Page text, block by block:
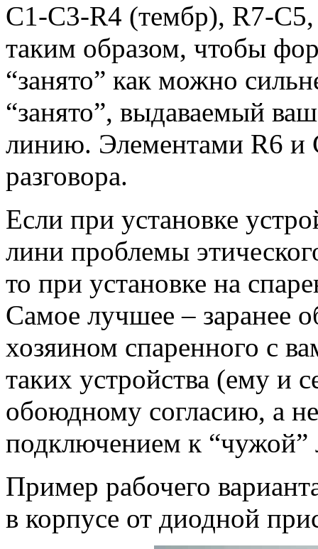
C1-C3-R4 (тембр), R7-
таким образом, чтобы
“занято” как можно
“занято”, выдаваемый
линию. Элементами R6 и
разговора.
Если при установке
лини проблемы
то при установке на
Самое лучшее – заранее
хозяином спаренного с
таких устройства (ему и
обоюдному согласию, а
подключением к “чужой”
Пример рабочего
в корпусе от диодной